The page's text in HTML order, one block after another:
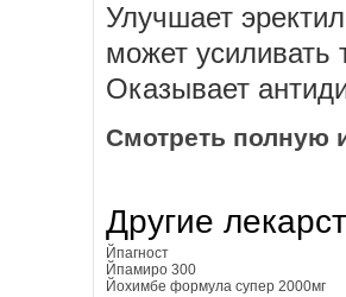
Улучшает
может усиливать
Оказывает
Смотреть полную
Другие
Йпагност
Йпамиро 300
Йохимбе формула супер 2000мг